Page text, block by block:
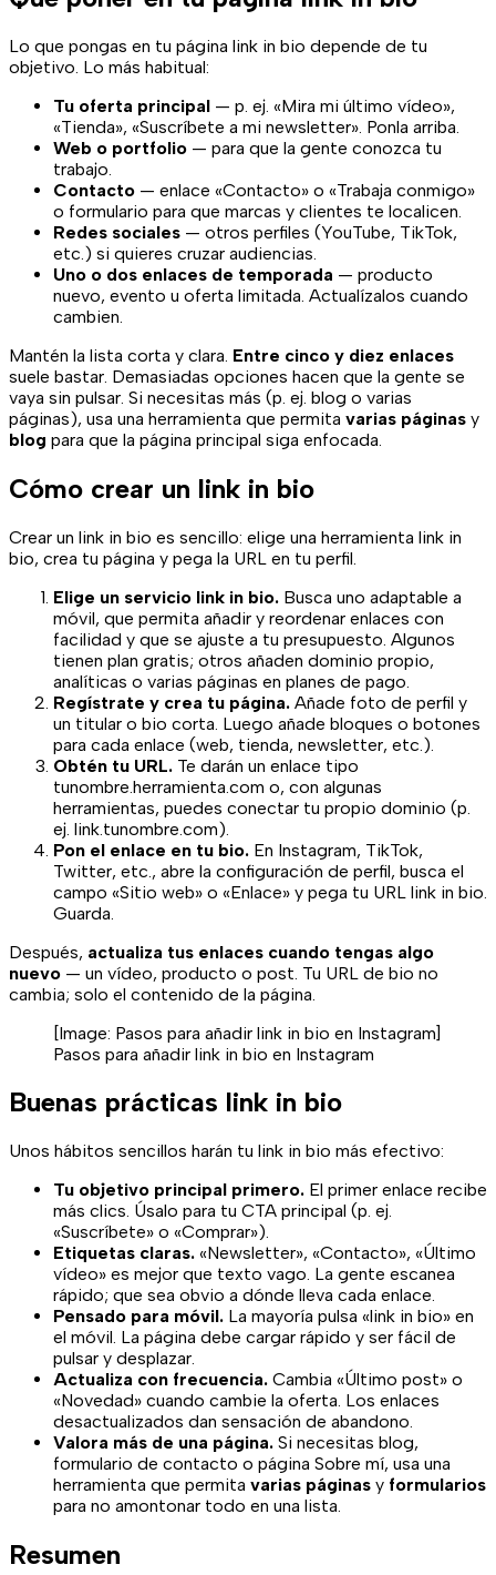
Lo que pongas en tu página link in bio depende de tu
objetivo. Lo más habitual:
Tu oferta principal — p. ej. «Mira mi último vídeo»,
«Tienda», «Suscríbete a mi newsletter». Ponla arriba.
Web o portfolio — para que la gente conozca tu
trabajo.
Contacto — enlace «Contacto» o «Trabaja conmigo»
o formulario para que marcas y clientes te localicen.
Redes sociales — otros perfiles (YouTube, TikTok,
etc.) si quieres cruzar audiencias.
Uno o dos enlaces de temporada — producto
nuevo, evento u oferta limitada. Actualízalos cuando
cambien.
Mantén la lista corta y clara. Entre cinco y diez enlaces
suele bastar. Demasiadas opciones hacen que la gente se
vaya sin pulsar. Si necesitas más (p. ej. blog o varias
páginas), usa una herramienta que permita varias páginas y
blog para que la página principal siga enfocada.
Cómo crear un link in bio
Crear un link in bio es sencillo: elige una herramienta link in
bio, crea tu página y pega la URL en tu perfil.
Elige un servicio link in bio. Busca uno adaptable a
móvil, que permita añadir y reordenar enlaces con
facilidad y que se ajuste a tu presupuesto. Algunos
tienen plan gratis; otros añaden dominio propio,
analíticas o varias páginas en planes de pago.
Regístrate y crea tu página. Añade foto de perfil y
un titular o bio corta. Luego añade bloques o botones
para cada enlace (web, tienda, newsletter, etc.).
Obtén tu URL. Te darán un enlace tipo
tunombre.herramienta.com o, con algunas
herramientas, puedes conectar tu propio dominio (p.
ej. link.tunombre.com).
Pon el enlace en tu bio. En Instagram, TikTok,
Twitter, etc., abre la configuración de perfil, busca el
campo «Sitio web» o «Enlace» y pega tu URL link in bio.
Guarda.
Después, actualiza tus enlaces cuando tengas algo
nuevo — un vídeo, producto o post. Tu URL de bio no
cambia; solo el contenido de la página.
[Image: Pasos para añadir link in bio en Instagram]
Pasos para añadir link in bio en Instagram
Buenas prácticas link in bio
Unos hábitos sencillos harán tu link in bio más efectivo:
Tu objetivo principal primero. El primer enlace recibe
más clics. Úsalo para tu CTA principal (p. ej.
«Suscríbete» o «Comprar»).
Etiquetas claras. «Newsletter», «Contacto», «Último
vídeo» es mejor que texto vago. La gente escanea
rápido; que sea obvio a dónde lleva cada enlace.
Pensado para móvil. La mayoría pulsa «link in bio» en
el móvil. La página debe cargar rápido y ser fácil de
pulsar y desplazar.
Actualiza con frecuencia. Cambia «Último post» o
«Novedad» cuando cambie la oferta. Los enlaces
desactualizados dan sensación de abandono.
Valora más de una página. Si necesitas blog,
formulario de contacto o página Sobre mí, usa una
herramienta que permita varias páginas y formularios
para no amontonar todo en una lista.
Resumen